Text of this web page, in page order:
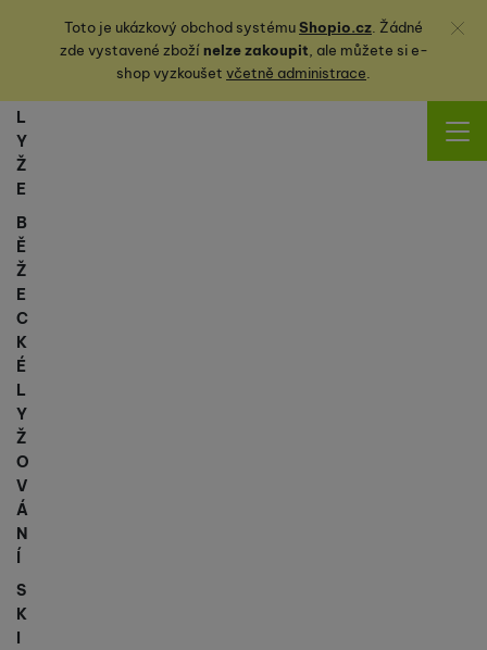
Toto je ukázkový obchod systémuShopio.cz. Žádné
zde vystavené zbožínelze zakoupit, ale můžete sie-
shop vyzkoušet včetně administrace.
Zavřít
L
Y
Ž
E
B
Ě
Ž
E
C
K
É
L
Y
Ž
O
V
Á
N
Í
S
K
I